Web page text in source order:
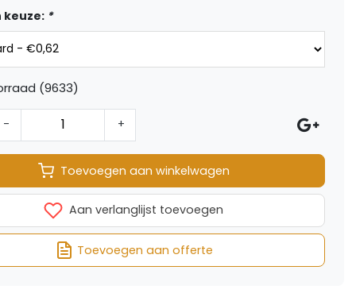
keuze: *
(9633)
- +
Toevoegen aan winkelwagen
Aan verlanglijst toevoegen
Toevoegen aan offerte